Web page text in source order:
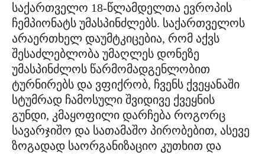
საქართველო 18-წლამდელთა ევროპის
ჩემპიონატს უმასპინძლებს. საქართველოს
არაერთხელ დაუმტკიცებია, რომ აქვს
შესაძლებლობა უმაღლეს დონეზე
უმასპინძლოს წარმომადგენლობით
ტურნირებს და ვფიქრობ, ჩვენს ქვეყანაში
სტუმრად ჩამოსული შვიდივე ქვეყნის
გუნდი, კმაყოფილი დარჩება როგორც
სავარჯიშო და სათამაშო პირობებით, ასევე
ზოგადად საორგანიზაციო კუთხით და